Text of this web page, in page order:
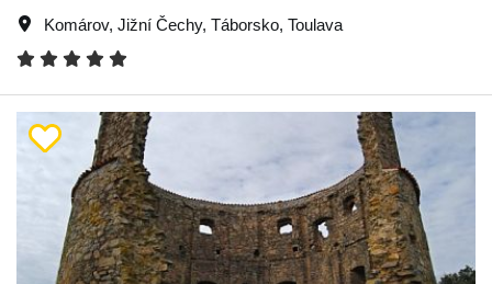
Komárov, Jižní Čechy, Táborsko, Toulava